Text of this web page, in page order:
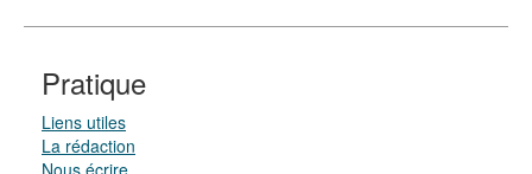
Pratique
Liens utiles
La rédaction